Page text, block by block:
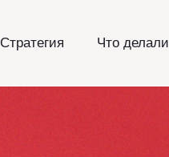
Стратегия Что делали